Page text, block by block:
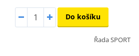
Do košíku
Řada SPORT